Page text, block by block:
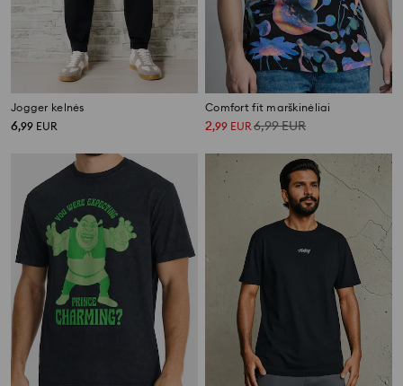
Jogger kelnės
6,99 EUR
Comfort fit marškinėliai
2,99 EUR6,99EUR